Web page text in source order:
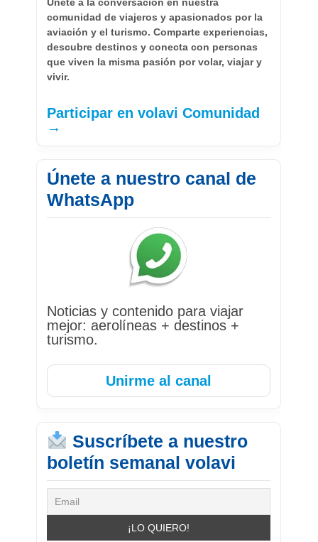
comunidad de viajeros y apasionados por la
aviación y el turismo. Comparte experiencias,
descubre destinos y conecta con personas
que viven la misma pasión por volar, viajar y
vivir.
Participar en volavi Comunidad
→
Únete a nuestro canal de
WhatsApp
Noticias y contenido para viajar
mejor: aerolíneas + destinos +
turismo.
Unirme al canal
Suscríbete a nuestro
boletín semanal volavi